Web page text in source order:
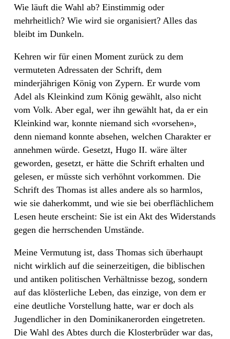
Wie läuft die Wahl ab? Einstimmig oder
mehrheitlich? Wie wird sie organisiert? Alles das
bleibt im Dunkeln.
Kehren wir für einen Moment zurück zu dem
vermuteten Adressaten der Schrift, dem
minderjährigen König von Zypern. Er wurde vom
Adel als Kleinkind zum König gewählt, also nicht
vom Volk. Aber egal, wer ihn gewählt hat, da er ein
Kleinkind war, konnte niemand sich «vorsehen»,
denn niemand konnte absehen, welchen Charakter er
annehmen würde. Gesetzt, Hugo II. wäre älter
geworden, gesetzt, er hätte die Schrift erhalten und
gelesen, er müsste sich verhöhnt vorkommen. Die
Schrift des Thomas ist alles andere als so harmlos,
wie sie daherkommt, und wie sie bei oberflächlichem
Lesen heute erscheint: Sie ist ein Akt des Widerstands
gegen die herrschenden Umstände.
Meine Vermutung ist, dass Thomas sich überhaupt
nicht wirklich auf die seinerzeitigen, die biblischen
und antiken politischen Verhältnisse bezog, sondern
auf das klösterliche Leben, das einzige, von dem er
eine deutliche Vorstellung hatte, war er doch als
Jugendlicher in den Dominikanerorden eingetreten.
Die Wahl des Abtes durch die Klosterbrüder war das,